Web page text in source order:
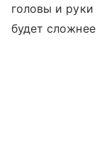
головы и
будет